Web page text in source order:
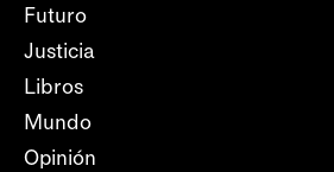
Futuro
Justicia
Libros
Mundo
Opinión